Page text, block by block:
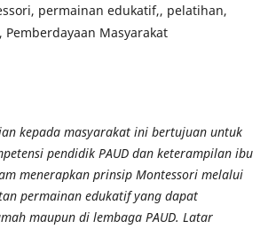
permainan edukatif,, pelatihan,
Pemberdayaan Masyarakat
kepada masyarakat ini bertujuan untuk
pendidik PAUD dan keterampilan ibu
menerapkan prinsip Montessori melalui
permainan edukatif yang dapat
maupun di lembaga PAUD. Latar